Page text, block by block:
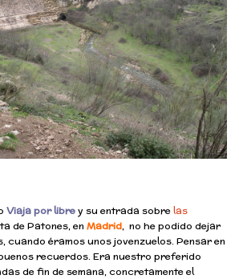
Viaja por librey su entrada sobrelas
de Patones, en Madrid, no he podido dejar
cuando éramos unos jovenzuelos. Pensar en
recuerdos. Era nuestro preferido
de fin de semana, concretamente el